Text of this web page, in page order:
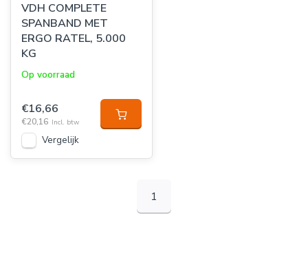
VDH COMPLETE
SPANBAND MET
ERGO RATEL, 5.000
KG
Op voorraad
€16,66
€20,16 Incl. btw
Vergelijk
1